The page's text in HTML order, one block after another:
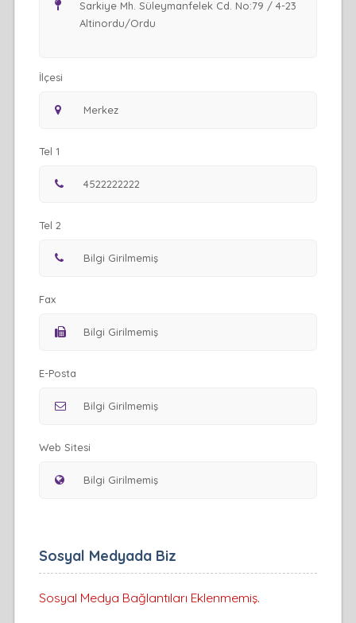
İlçesi
Tel 1
Tel 2
Fax
E-Posta
Web Sitesi
Sosyal Medyada Biz
Sosyal Medya Bağlantıları Eklenmemiş.